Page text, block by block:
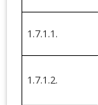
1.7.1.1.
1.7.1.2.